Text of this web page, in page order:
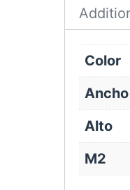
Color
Ancho
Alto
M2